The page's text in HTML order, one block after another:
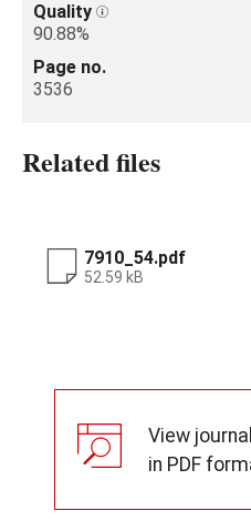
Quality
90.88%
Page no.
3536
Related files
7910_54.pdf
52.59 kB
View journal
in PDF